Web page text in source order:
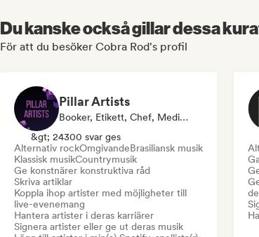
Du kanske också gillar dessa
För att du besöker Cobra Rod's profil
Pillar Artists
Booker, Etikett, Chef, Media Outlet/Journalist, Mentor, Curator För Spellistor
&gt; 24300 svar ges
Alternativ rockOmgivandeBrasiliansk musik
Klassisk musikCountrymusik
Ge konstnärer konstruktiva råd
Skriva artiklar
Koppla ihop artister med möjligheter till
live-evenemang
Hantera artister i deras karriärer
Signera artister eller ge ut deras musik